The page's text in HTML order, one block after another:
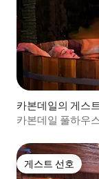
카본데일의 게스
카본데일 풀하우
게스트 선호
게스트 선호